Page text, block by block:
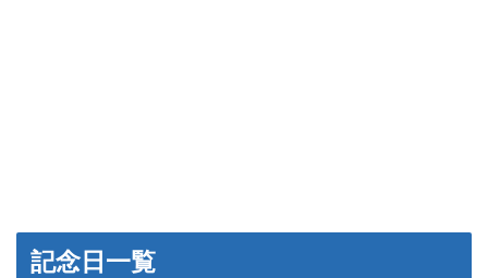
記念日一覧